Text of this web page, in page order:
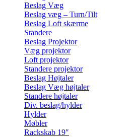
Beslag Væg
Beslag væg – Turn/Tilt
Beslag Loft skærme
Standere
Beslag Projektor
Væg projektor
Loft projektor
Standere projektor
Beslag Højtaler
Beslag Væg højtaler
Standere højtaler
Div. beslag/hylder
Hylder
Møbler
Rackskab 19″